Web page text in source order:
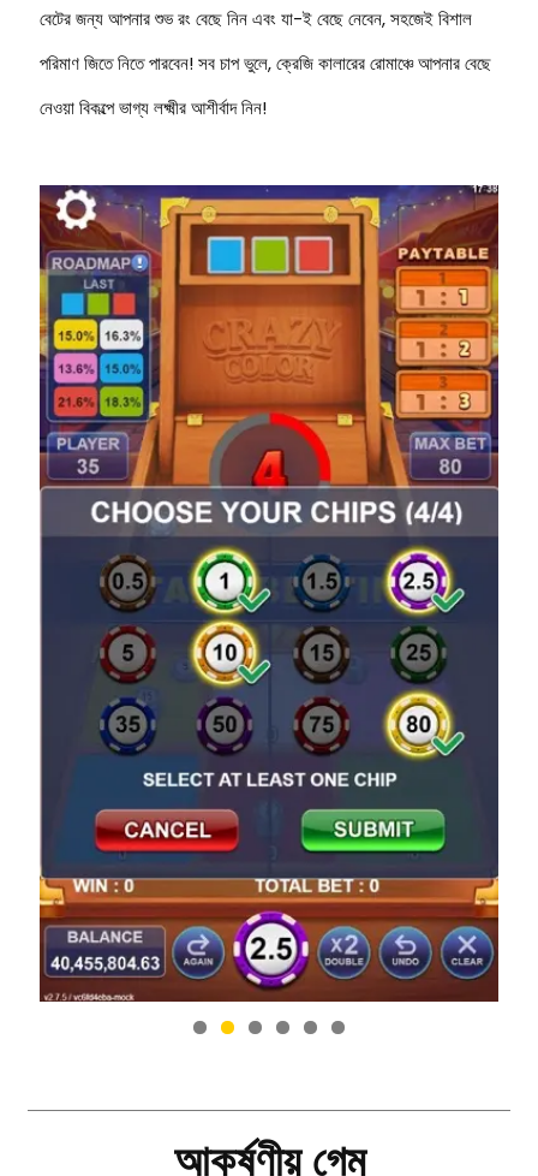
বেটের জন্য আপনার শুভ রং বেছে নিন এবং যা-ই বেছে নেবেন, সহজেই বিশাল
পরিমাণ জিতে নিতে পারবেন! সব চাপ ভুলে, ক্রেজি কালারের রোমাঞ্চে আপনার বেছে
নেওয়া বিকল্পে ভাগ্য লক্ষ্মীর আশীর্বাদ নিন!
আকর্ষণীয় গেম